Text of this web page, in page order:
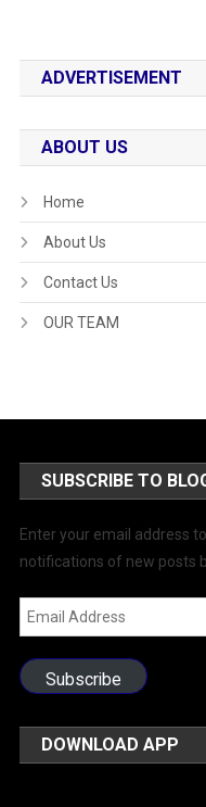
ADVERTISEMENT
ABOUT US
Home
About Us
Contact Us
OUR TEAM
SUBSCRIBE TO
Enter your email address
notifications of new posts
Email
Address
Subscribe
DOWNLOAD APP